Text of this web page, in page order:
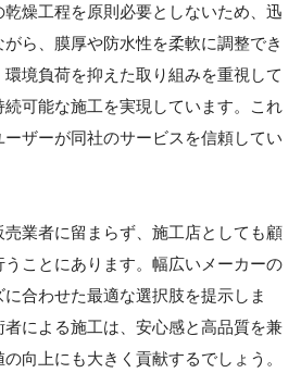
燥工程を原則必要としないため、迅
ら、膜厚や防水性を柔軟に調整でき
境負荷を抑えた取り組みを重視して
可能な施工を実現しています。これ
ザーが同社のサービスを信頼してい
業者に留まらず、施工店としても顧
ことにあります。幅広いメーカーの
合わせた最適な選択肢を提示しま
による施工は、安心感と高品質を兼
向上にも大きく貢献するでしょう。